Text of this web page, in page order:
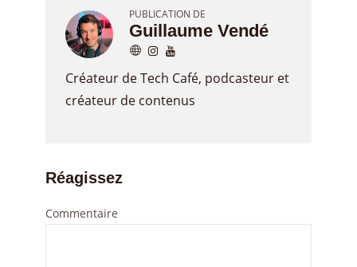
PUBLICATION DE
Guillaume Vendé
Créateur de Tech Café, podcasteur et
créateur de contenus
Réagissez
Commentaire